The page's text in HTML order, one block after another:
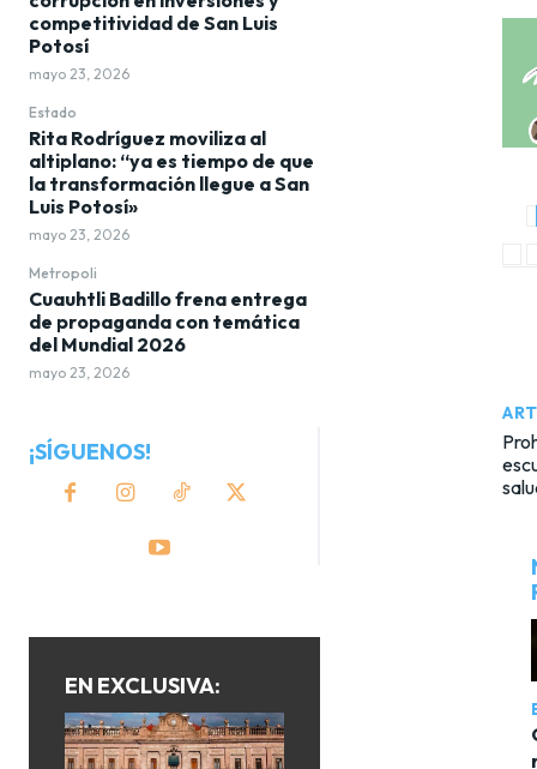
competitividad de San Luis
Potosí
mayo 23, 2026
Estado
Rita Rodríguez moviliza al
altiplano: “ya es tiempo de que
la transformación llegue a San
Luis Potosí»
mayo 23, 2026
Metropoli
Cuauhtli Badillo frena entrega
de propaganda con temática
del Mundial 2026
mayo 23, 2026
¡SÍGUENOS!
EN EXCLUSIVA: